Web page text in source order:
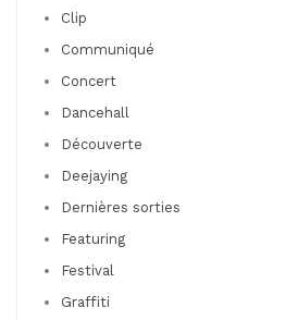
Clip
Communiqué
Concert
Dancehall
Découverte
Deejaying
Dernières sorties
Featuring
Festival
Graffiti